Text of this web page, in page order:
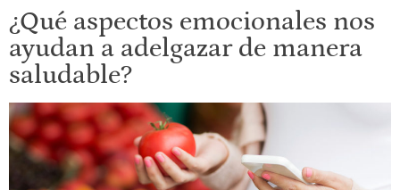
¿Qué aspectos emocionales nos
ayudan a adelgazar de manera
saludable?